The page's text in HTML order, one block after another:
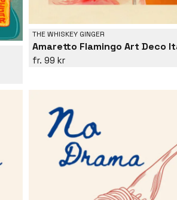
THE WHISKEY GINGER
99 kr